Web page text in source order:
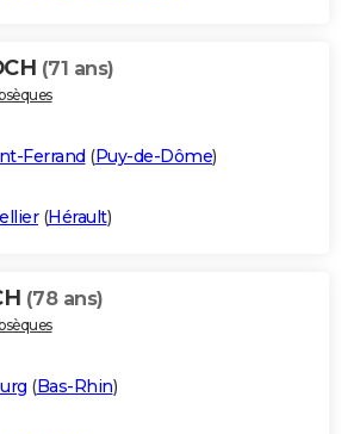
(71 ans)
Ferrand (Puy-de-Dôme)
(Hérault)
(78 ans)
(Bas-Rhin)